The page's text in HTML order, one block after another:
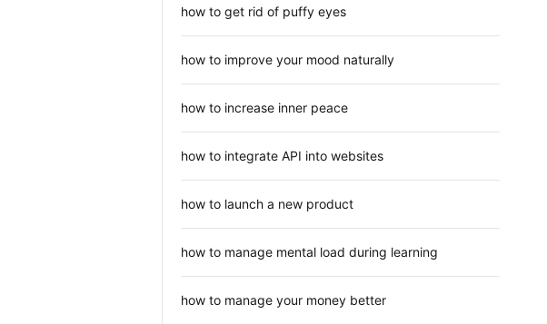
how to get rid of puffy eyes
how to improve your mood naturally
how to increase inner peace
how to integrate API into websites
how to launch a new product
how to manage mental load during learning
how to manage your money better